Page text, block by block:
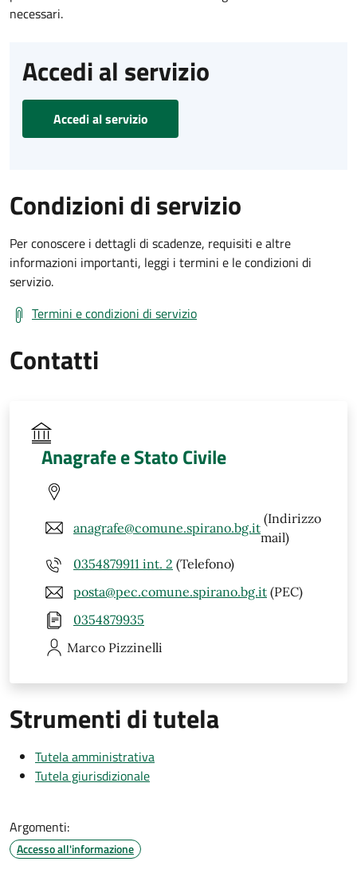
necessari.
Accedi al servizio
Accedi al servizio
Condizioni di servizio
Per conoscere i dettagli di scadenze, requisiti e altre
informazioni importanti, leggi i termini e le condizioni di
servizio.
Termini e condizioni di servizio
Contatti
Anagrafe e Stato Civile
anagrafe@comune.spirano.bg.it
(Indirizzo
mail)
0354879911 int. 2 (Telefono)
posta@pec.comune.spirano.bg.it (PEC)
0354879935
Marco Pizzinelli
Strumenti di tutela
Tutela amministrativa
Tutela giurisdizionale
Argomenti:
Accesso all'informazione